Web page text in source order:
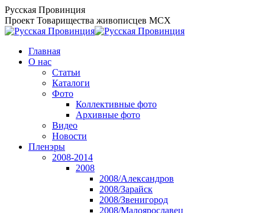
Перейти
к
содержанию
Русская Провинция
Проект Товарищества живописцев МСХ
Главная
О нас
Статьи
Каталоги
Фото
Коллективные фото
Архивные фото
Видео
Новости
Пленэры
2008-2014
2008
2008/Александров
2008/Зарайск
2008/Звенигород
2008/Малоярославец